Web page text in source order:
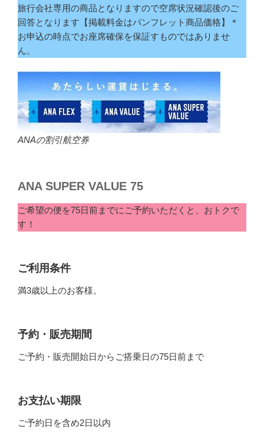
旅行会社専用の商品となりますので空席状況確認後のご
回答となります【掲載料金はパンフレット商品価格】＊
お申込の時点でお座席確保を保証すものではありませ
ん。
ANAの割引航空券
ANA SUPER VALUE 75
ご希望の便を75日前までにご予約いただくと、おトクで
す！
ご利用条件
満3歳以上のお客様。
予約・販売期間
ご予約・販売開始日からご搭乗日の75日前まで
お支払い期限
ご予約日を含め2日以内